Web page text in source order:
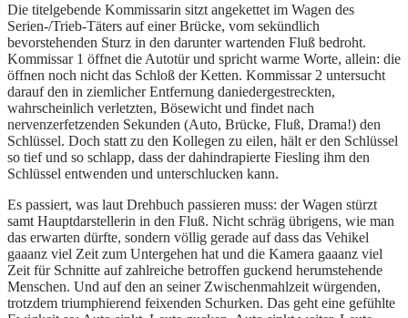
Die titelgebende Kommissarin sitzt angekettet im Wagen des
Serien-/Trieb-Täters auf einer Brücke, vom sekündlich
bevorstehenden Sturz in den darunter wartenden Fluß bedroht.
Kommissar 1 öffnet die Autotür und spricht warme Worte, allein: die
öffnen noch nicht das Schloß der Ketten. Kommissar 2 untersucht
darauf den in ziemlicher Entfernung daniedergestreckten,
wahrscheinlich verletzten, Bösewicht und findet nach
nervenzerfetzenden Sekunden (Auto, Brücke, Fluß, Drama!) den
Schlüssel. Doch statt zu den Kollegen zu eilen, hält er den Schlüssel
so tief und so schlapp, dass der dahindrapierte Fiesling ihm den
Schlüssel entwenden und unterschlucken kann.
Es passiert, was laut Drehbuch passieren muss: der Wagen stürzt
samt Hauptdarstellerin in den Fluß. Nicht schräg übrigens, wie man
das erwarten dürfte, sondern völlig gerade auf dass das Vehikel
gaaanz viel Zeit zum Untergehen hat und die Kamera gaaanz viel
Zeit für Schnitte auf zahlreiche betroffen guckend herumstehende
Menschen. Und auf den an seiner Zwischenmahlzeit würgenden,
trotzdem triumphierend feixenden Schurken. Das geht eine gefühlte